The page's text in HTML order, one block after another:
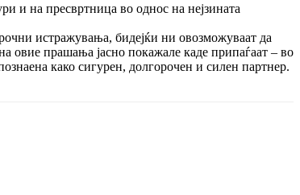
и на пресвртница во однос на нејзината
истражувања, бидејќи ни овозможуваат да
овие прашања јасно покажале каде припаѓаат – во
како сигурен, долгорочен и силен партнер.